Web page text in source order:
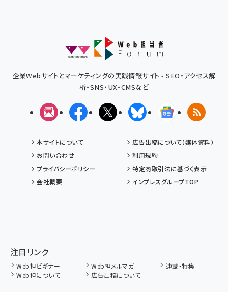
企業Webサイトとマーケティングの実践情報サイト - SEO・アクセス解
析・SNS・UX・CMSなど
メルマガFacebookX(エックス)BlueskyGoogleニュ
RSS
本サイトについて
広告出稿について（媒体資料）
お問い合わせ
利用規約
プライバシーポリシー
特定商取引法に基づく表示
会社概要
インプレスグループTOP
注目リンク
Web担ビギナー Web担メルマガ
連載・特集
Web担について
広告出稿について